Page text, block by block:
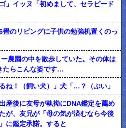
」イッヌ「初めまして、セラピード
のリビングに子供の勉強机置くのっ
農園の中を散歩していた。その体は
たらこんな姿です…
ね！（飼い犬）」犬「…？（ぷい」
産後に友母が執拗にDNA鑑定を薦め
が、友兄が「母の気が済むなら今後
に鑑定承諾。すると